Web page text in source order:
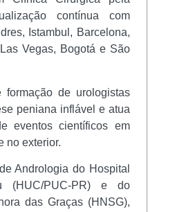
contínua com
Istambul, Barcelona,
Vegas, Bogotá e São
formação de urologistas
peniana inflável e atua
eventos científicos em
no exterior.
Andrologia do Hospital
(HUC/PUC-PR) e do
das Graças (HNSG),